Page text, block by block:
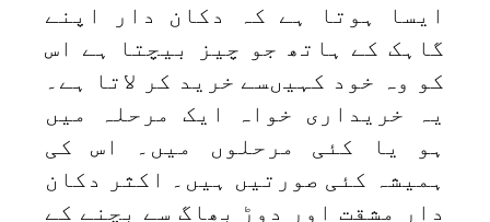
ایسا ہوتا ہے کہ دکان دار اپنے
گاہک کے ہاتھ جو چیز بیچتا ہے اس
کو وہ خود کہیںسے خرید کر لاتا ہے۔
یہ خریداری خواہ ایک مرحلہ میں
ہو یا کئی مرحلوں میں۔ اس کی
ہمیشہ کئی صورتیں ہیں۔ اکثر دکان
دار مشقت اور دوڑ بھاگ سے بچنے کے